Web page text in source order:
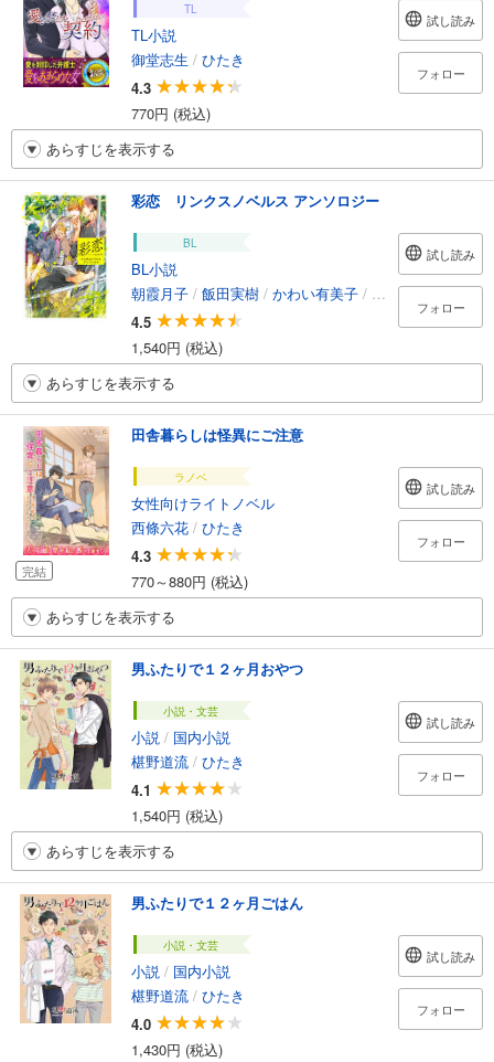
TL
TL小説
御堂志生 / ひたき
4.3
770円 (税込)
試し読み
フォロー
あらすじを表示する
彩恋 リンクスノベルス アンソロジー
BL
BL小説
朝霞月子 / 飯田実樹 / かわい有美子 / 水壬楓子/笠井あ
4.5
1,540円 (税込)
試し読み
フォロー
あらすじを表示する
完結
田舎暮らしは怪異にご注意
ラノベ
女性向けライトノベル
西條六花 / ひたき
4.3
770～880円 (税込)
試し読み
フォロー
あらすじを表示する
男ふたりで１２ヶ月おやつ
小説・文芸
小説 / 国内小説
椹野道流 / ひたき
4.1
1,540円 (税込)
試し読み
フォロー
あらすじを表示する
男ふたりで１２ヶ月ごはん
小説・文芸
小説 / 国内小説
椹野道流 / ひたき
4.0
1,430円 (税込)
試し読み
フォロー